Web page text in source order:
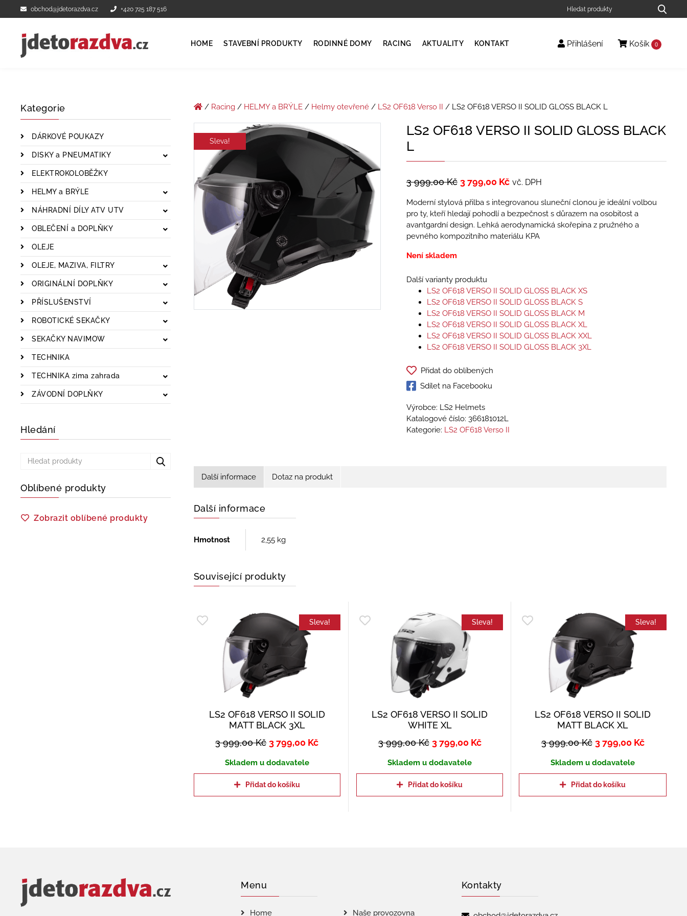
obchod@jdetorazdva.cz +420 725 187 516
HOME STAVEBNÍ PRODUKTY RODINNÉ DOMY RACING AKTUALITY KONTAKT Přihlášení Košík 0
Kategorie
DÁRKOVÉ POUKAZY
DISKY a PNEUMATIKY
ELEKTROKOLOBĚŽKY
HELMY a BRÝLE
NÁHRADNÍ DÍLY ATV UTV
OBLEČENÍ a DOPLŇKY
OLEJE
OLEJE, MAZIVA, FILTRY
ORIGINÁLNÍ DOPLŇKY
PŘÍSLUŠENSTVÍ
ROBOTICKÉ SEKAČKY
SEKAČKY NAVIMOW
TECHNIKA
TECHNIKA zima zahrada
ZÁVODNÍ DOPLŇKY
Hledání
Oblíbené produkty
Zobrazit oblíbené produkty
/ Racing/ HELMY a BRÝLE/ Helmy otevřené/ LS2 OF618 Verso II / LS2 OF618 VERSO II SOLID GLOSS BLACK L
Sleva!
LS2 OF618 VERSO II SOLID GLOSS BLACK
L
3 999,00Kč 3 799,00 Kč vč. DPH
Moderní stylová přilba s integrovanou sluneční clonou je ideální volbou
pro ty, kteří hledají pohodlí a bezpečnost s důrazem na osobitost a
avantgardní design. Lehká aerodynamická skořepina z pružného a
pevného kompozitního materiálu KPA
Není skladem
Další varianty produktu
LS2 OF618 VERSO II SOLID GLOSS BLACK XS
LS2 OF618 VERSO II SOLID GLOSS BLACK S
LS2 OF618 VERSO II SOLID GLOSS BLACK M
LS2 OF618 VERSO II SOLID GLOSS BLACK XL
LS2 OF618 VERSO II SOLID GLOSS BLACK XXL
LS2 OF618 VERSO II SOLID GLOSS BLACK 3XL
Přidat do oblíbených
Sdílet na Facebooku
Výrobce: LS2 Helmets
Katalogové číslo: 366181012L
Kategorie: LS2 OF618 Verso II
Další informace Dotaz na produkt
Další informace
Hmotnost 2,55 kg
Související produkty
Sleva!
LS2 OF618 VERSO II SOLID
MATT BLACK 3XL
3 999,00Kč 3 799,00 Kč
Skladem u dodavatele
Přidat do košíku
Sleva!
LS2 OF618 VERSO II SOLID
WHITE XL
3 999,00Kč 3 799,00 Kč
Skladem u dodavatele
Přidat do košíku
Sleva!
LS2 OF618 VERSO II SOLID
MATT BLACK XL
3 999,00Kč 3 799,00 Kč
Skladem u dodavatele
Přidat do košíku
Menu
Home Naše provozovna
Kontakty